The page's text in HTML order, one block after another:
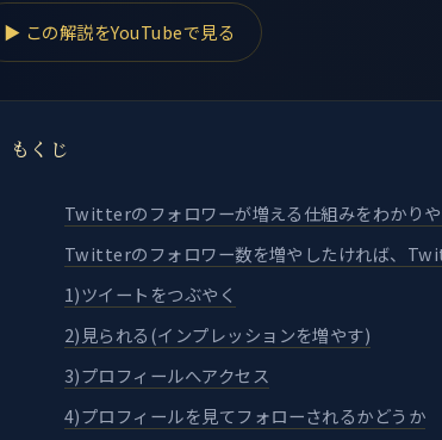
▶ この解説をYouTubeで見る
もくじ
Twitterのフォロワーが増える仕組みをわかりや
Twitterのフォロワー数を増やしたければ、
1)ツイートをつぶやく
2)見られる(インプレッションを増やす)
3)プロフィールへアクセス
4)プロフィールを見てフォローされるかどうか